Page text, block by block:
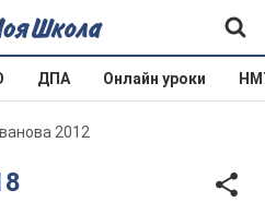
ДПА Онлайн уроки
2012